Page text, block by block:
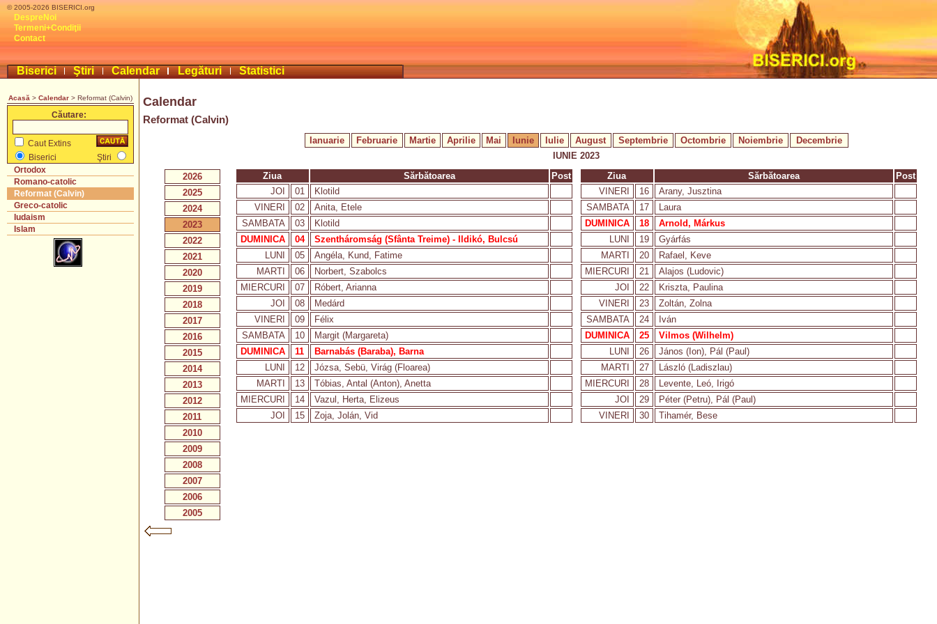
© 2005-2026 BISERICI.org
DespreNoi
Termeni+Condiţii
Contact
Biserici Ştiri Calendar Legături Statistici
Acasă > Calendar > Reformat (Calvin)
Căutare:
Caut Extins
Biserici
Ştiri
Ortodox
Romano-catolic
Reformat (Calvin)
Greco-catolic
Iudaism
Islam
Calendar
Reformat (Calvin)
Ianuarie Februarie Martie Aprilie Mai Iunie Iulie August Septembrie Octombrie Noiembrie
Decembrie
IUNIE 2023
2026
2025
2024
2023
2022
2021
2020
2019
2018
2017
2016
2015
2014
2013
2012
2011
2010
2009
2008
2007
2006
2005
Ziua Sărbătoarea
Post
JOI
01
Klotild
VINERI
02
Anita, Etele
SAMBATA
03
Klotild
DUMINICA
04
Szentháromság (Sfânta Treime) - Ildikó, Bulcsú
LUNI
05
Angéla, Kund, Fatime
MARTI
06
Norbert, Szabolcs
MIERCURI
07
Róbert, Arianna
JOI
08
Medárd
VINERI
09
Félix
SAMBATA
10
Margit (Margareta)
DUMINICA
11
Barnabás (Baraba), Barna
LUNI
12
Józsa, Sebü, Virág (Floarea)
MARTI
13
Tóbias, Antal (Anton), Anetta
MIERCURI
14
Vazul, Herta, Elizeus
JOI
15 Zoja, Jolán, Vid
Ziua Sărbătoarea
Post
VINERI
16
Arany, Jusztina
SAMBATA
17
Laura
DUMINICA
18
Arnold, Márkus
LUNI
19
Gyárfás
MARTI
20
Rafael, Keve
MIERCURI
21
Alajos (Ludovic)
JOI
22
Kriszta, Paulina
VINERI
23
Zoltán, Zolna
SAMBATA
24
Iván
DUMINICA
25
Vilmos (Wilhelm)
LUNI
26
János (Ion), Pál (Paul)
MARTI
27
László (Ladiszlau)
MIERCURI
28
Levente, Leó, Irigó
JOI
29
Péter (Petru), Pál (Paul)
VINERI
30 Tihamér, Bese